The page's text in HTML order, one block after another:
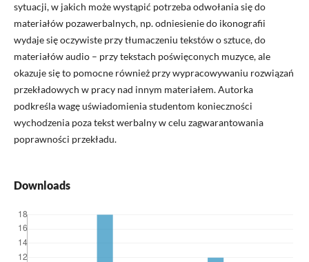
sytuacji, w jakich może wystąpić potrzeba odwołania się do
materiałów pozawerbalnych, np. odniesienie do ikonografii
wydaje się oczywiste przy tłumaczeniu tekstów o sztuce, do
materiałów audio – przy tekstach poświęconych muzyce, ale
okazuje się to pomocne również przy wypracowywaniu rozwiązań
przekładowych w pracy nad innym materiałem. Autorka
podkreśla wagę uświadomienia studentom konieczności
wychodzenia poza tekst werbalny w celu zagwarantowania
poprawności przekładu.
Downloads